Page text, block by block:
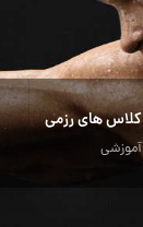
کلاس های رزمی
آموزشی